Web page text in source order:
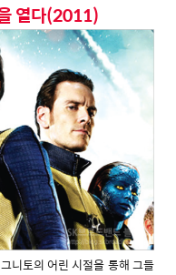
열다(2011)
니토의 어린 시절을 통해 그들